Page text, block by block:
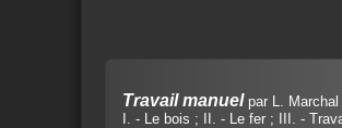
Travail manuelpar L. Marchal
I. - Le bois ; II. - Le fer ; III. -